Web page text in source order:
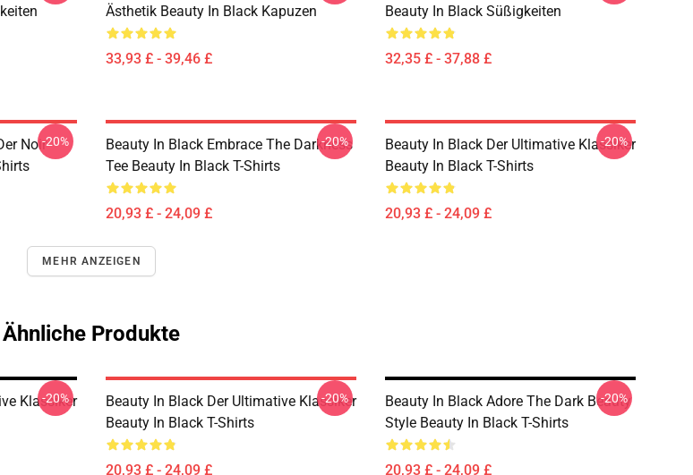
Ästhetik Beauty In Black Kapuzen
33,93 £ - 39,46 £
Beauty In Black Süßigkeiten
32,35 £ - 37,88 £
Noir-20%
Beauty In Black Embrace The Darkness
Tee Beauty In Black T-Shirts
20,93 £ - 24,09 £
-20%
Beauty In Black Der Ultimative Klassiker
Beauty In Black T-Shirts
20,93 £ - 24,09 £
-20%
MEHR ANZEIGEN
Ähnliche Produkte
Klassiker
-20%
Beauty In Black Der Ultimative Klassiker
Beauty In Black T-Shirts
20,93 £ - 24,09 £
-20%
Beauty In Black Adore The Dark Beauty
Style Beauty In Black T-Shirts
20,93 £ - 24,09 £
-20%